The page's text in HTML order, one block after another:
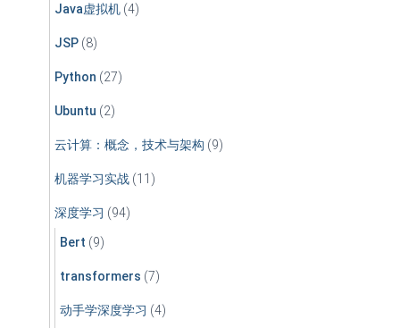
Java虚拟机 (4)
JSP (8)
Python (27)
Ubuntu (2)
云计算：概念，技术与架构 (9)
机器学习实战 (11)
深度学习 (94)
Bert (9)
transformers (7)
动手学深度学习 (4)